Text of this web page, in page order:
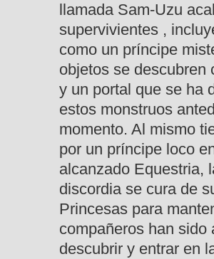
llamada Sam-Uzu
supervivientes ,
como un príncipe
objetos se descubren
y un portal que se ha
estos monstruos
momento. Al mismo
por un príncipe loco
alcanzado Equestria,
discordia se cura de
Princesas para
compañeros han sido
descubrir y entrar en